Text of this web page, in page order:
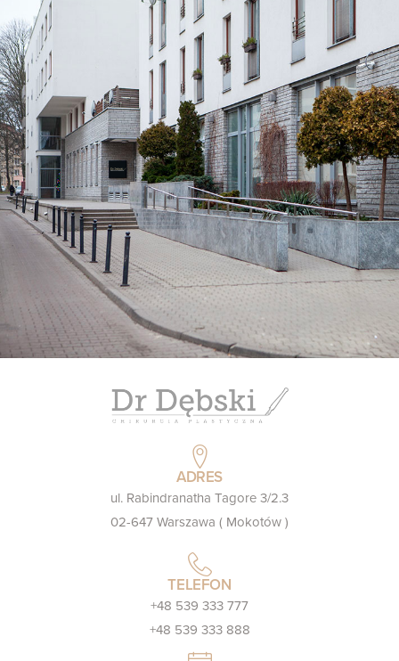
ADRES
ul. Rabindranatha Tagore 3/2.3
02-647 Warszawa ( Mokotów )
TELEFON
+48 539 333 777
+48 539 333 888